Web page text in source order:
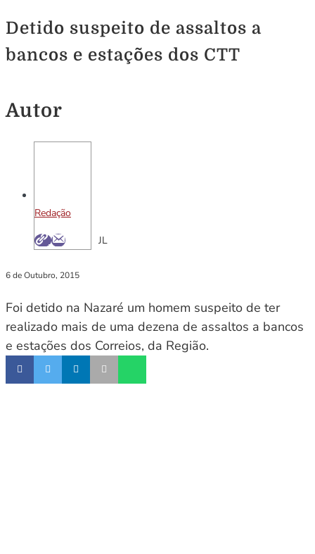
Detido suspeito de assaltos a
bancos e estações dos CTT
Autor
Redação
JL
6 de Outubro, 2015
Foi detido na Nazaré um homem suspeito de ter
realizado mais de uma dezena de assaltos a bancos
e estações dos Correios, da Região.